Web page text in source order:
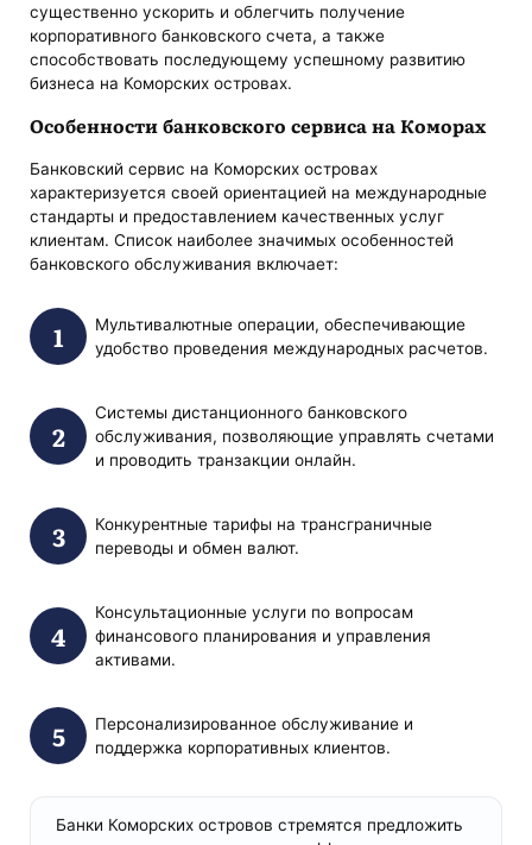
существенно ускорить и облегчить получение
корпоративного банковского счета, а также
способствовать последующему успешному развитию
бизнеса на Коморских островах.
Особенности банковского сервиса на Коморах
Банковский сервис на Коморских островах
характеризуется своей ориентацией на международные
стандарты и предоставлением качественных услуг
клиентам. Список наиболее значимых особенностей
банковского обслуживания включает:
Мультивалютные операции, обеспечивающие
удобство проведения международных расчетов.
Системы дистанционного банковского
обслуживания, позволяющие управлять счетами
и проводить транзакции онлайн.
Конкурентные тарифы на трансграничные
переводы и обмен валют.
Консультационные услуги по вопросам
финансового планирования и управления
активами.
Персонализированное обслуживание и
поддержка корпоративных клиентов.
Банки Коморских островов стремятся предложить